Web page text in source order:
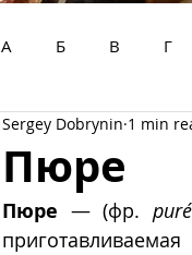
А Б В Г
У Ф Х
Пюре
Sergey Dobrynin 1 min
Пюре — (фр.